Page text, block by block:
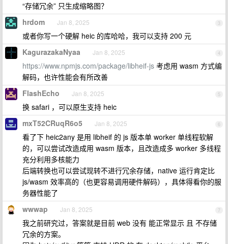
“存储冗余” 只生成缩略图？
3
hrdom Jan 8, 2025
或者你写一个硬解 heic 的库哈哈，我可以支持 200 元
4
KagurazakaNyaa Jan 8, 2025
https://www.npmjs.com/package/libheif-js 考虑用 wasm 方式编
解码，也许性能会有所改善
5
FlashEcho Jan 8, 2025
换 safari ，可以原生支持 heic
6
mxT52CRuqR6o5 Jan 8, 2025
看了下 heic2any 是用 libheif 的 js 版本单 worker 单线程软解
的，可以尝试改造成用 wasm 版本，且改造成多 worker 多线程
充分利用多核能力
后端转换也可以尝试现转不进行冗余存储，native 运行肯定比
js/wasm 效率高的（也更容易调用硬件解码），具体得看你的服
务器性能了
7
wwwap Jan 8, 2025
我之前研究过，答案就是目前 web 没有 能正常显示 且 不存储
冗余的方案。